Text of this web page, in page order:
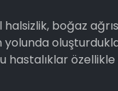
halsizlik, boğaz
yolunda
hastalıklar